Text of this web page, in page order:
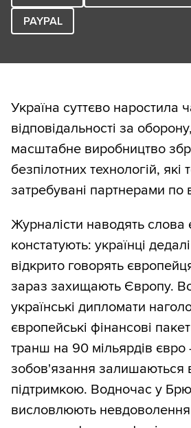
PAYPAL
Україна суттєво наростила
відповідальності за
масштабне виробництво
безпілотних технологій, які
затребувані партнерами по
Журналісти наводять слова
констатують: українці
відкрито говорять
зараз захищають Європу.
українські дипломати
європейські фінансові
транш на 90 мільярдів євро
зобов'язання
підтримкою. Водночас у
висловлюють